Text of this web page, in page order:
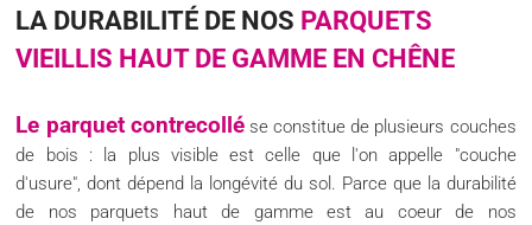
LA DURABILITÉ DE NOS PARQUETS
VIEILLIS HAUT DE GAMME EN CHÊNE
Le parquet contrecollése constitue de plusieurs couches
de bois : la plus visible est celle que l'on appelle "couche
d'usure", dont dépend la longévité du sol. Parce que la durabilité
de nos parquets haut de gamme est au coeur de nos